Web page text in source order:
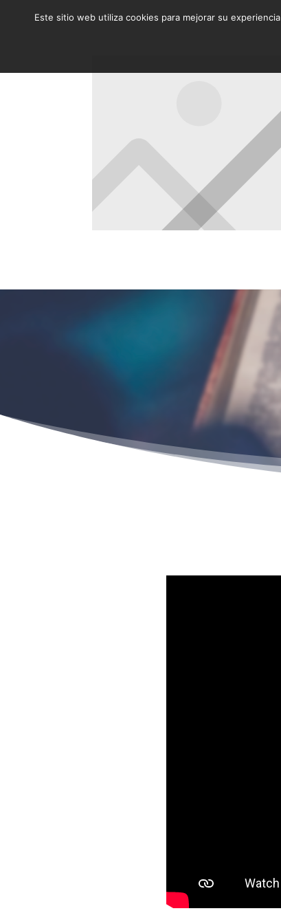
Este sitio web utiliza cookies para mejorar su